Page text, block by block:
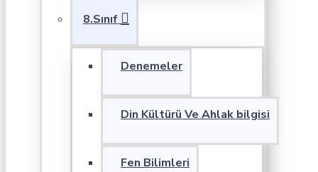
8.Sınıf
Denemeler
Din Kültürü Ve Ahlak bilgisi
Fen Bilimleri